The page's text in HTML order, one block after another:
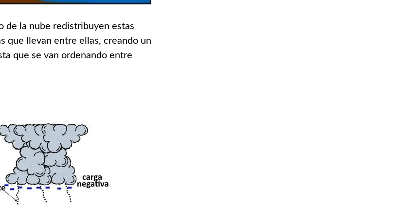
de la nube redistribuyen estas
que llevan entre ellas, creando un
que se van ordenando entre